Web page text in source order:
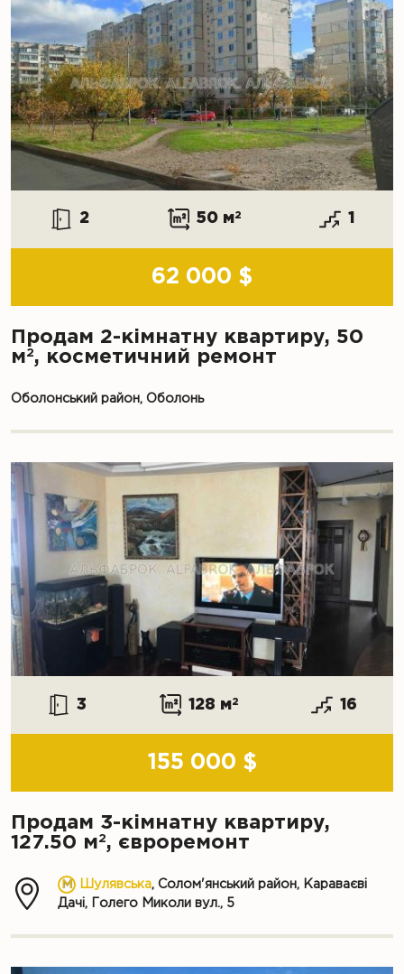
2 50 м2 1
62 000 $
Продам 2-кімнатну квартиру, 50
м2, косметичний ремонт
Оболонський район, Оболонь
3 128 м2 16
155 000 $
Продам 3-кімнатну квартиру,
127.50 м2, євроремонт
Шулявська, Солом'янський район, Караваєві
Дачі, Голего Миколи вул., 5